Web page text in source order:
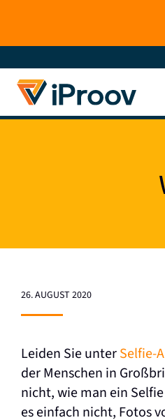
springen
26. AUGUST 2020
Leiden Sie unterSelfie-
der Menschen in
nicht, wie man ein
es einfach nicht, Fotos